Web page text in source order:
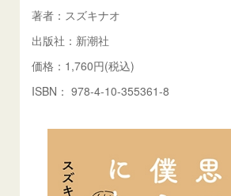
著者：スズキナオ
出版社：新潮社
価格：1,760円(税込)
ISBN： 978-4-10-355361-8